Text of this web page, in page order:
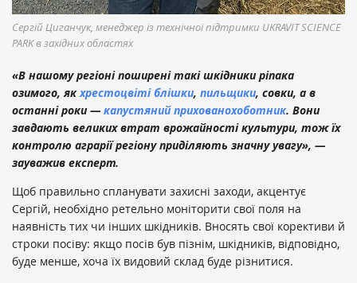
Сергій Циганчук, менеджер із технічної підтримки UKRAVIT SCIENCE
PARK в західних областях
«В нашому регіоні поширені такі шкідники ріпака
озимого, як хрестоцвіті блішки, пильщики, совки, а в
останні роки — капустяний прихованохоботник. Вони
завдають великих втрат врожайності культури, тож їх
контролю аграрії регіону приділяють значну увагу», —
зауважив експерт.
Щоб правильно спланувати захисні заходи, акцентує
Сергій, необхідно ретельно моніторити свої поля на
наявність тих чи інших шкідників. Вносять свої корективи й
строки посіву: якщо посів був пізнім, шкідників, відповідно,
буде менше, хоча їх видовий склад буде різнитися.